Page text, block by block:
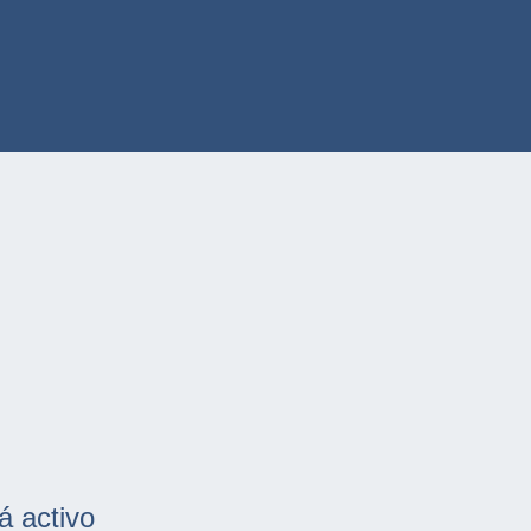
activo